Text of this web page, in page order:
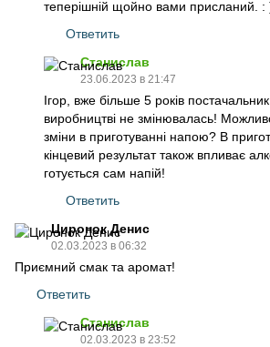
теперішній щойно вами присланий. :
Ответить
Станислав
23.06.2023 в 21:47
Ігор, вже більше 5 років
виробництві не змінювалась!
зміни в приготуванні напою? В
кінцевий результат також впливає
готується сам напій!
Ответить
Циронок Денис
02.03.2023 в 06:32
Приємний смак та аромат!
Ответить
Станислав
02.03.2023 в 23:52